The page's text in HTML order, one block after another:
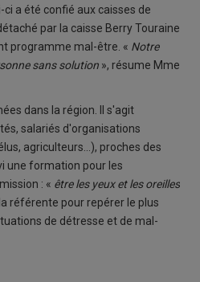
ci a été confié aux caisses de
par la caisse Berry Touraine
programme mal-être. « Notre
sans solution », résume Mme
dans la région. Il s'agit
salariés d'organisations
agriculteurs…), proches des
une formation pour les
: « être les yeux et les oreilles
référente pour repérer le plus
de détresse et de mal-